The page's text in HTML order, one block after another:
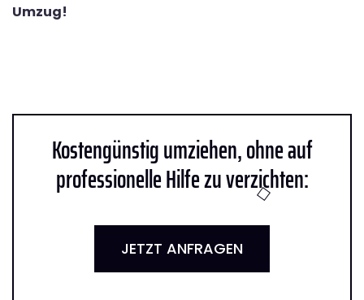
Umzug!
Kostengünstig umziehen, ohne auf
professionelle Hilfe zu verzichten:
JETZT ANFRAGEN